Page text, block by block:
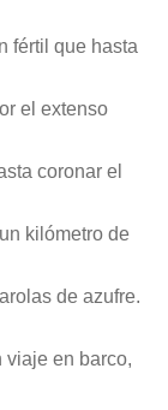
fértil que hasta
el extenso
coronar el
kilómetro de
de azufre.
viaje en barco,